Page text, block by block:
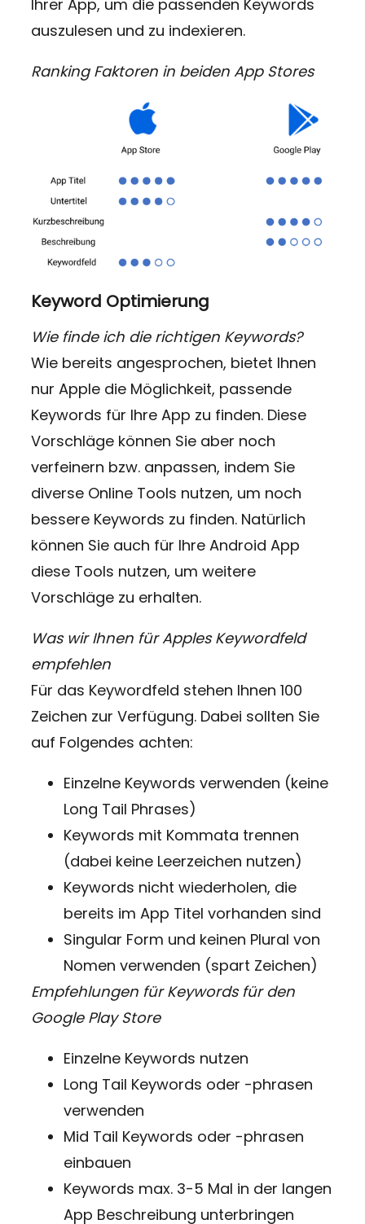
Ihrer App, um die passenden Keywords
auszulesen und zu indexieren.
Ranking Faktoren in beiden App Stores
Keyword Optimierung
Wie finde ich die richtigen Keywords?
Wie bereits angesprochen, bietet Ihnen
nur Apple die Möglichkeit, passende
Keywords für Ihre App zu finden. Diese
Vorschläge können Sie aber noch
verfeinern bzw. anpassen, indem Sie
diverse Online Tools nutzen, um noch
bessere Keywords zu finden. Natürlich
können Sie auch für Ihre Android App
diese Tools nutzen, um weitere
Vorschläge zu erhalten.
Was wir Ihnen für Apples Keywordfeld
empfehlen
Für das Keywordfeld stehen Ihnen 100
Zeichen zur Verfügung. Dabei sollten Sie
auf Folgendes achten:
Einzelne Keywords verwenden (keine
Long Tail Phrases)
Keywords mit Kommata trennen
(dabei keine Leerzeichen nutzen)
Keywords nicht wiederholen, die
bereits im App Titel vorhanden sind
Singular Form und keinen Plural von
Nomen verwenden (spart Zeichen)
Empfehlungen für Keywords für den
Google Play Store
Einzelne Keywords nutzen
Long Tail Keywords oder -phrasen
verwenden
Mid Tail Keywords oder -phrasen
einbauen
Keywords max. 3-5 Mal in der langen
App Beschreibung unterbringen